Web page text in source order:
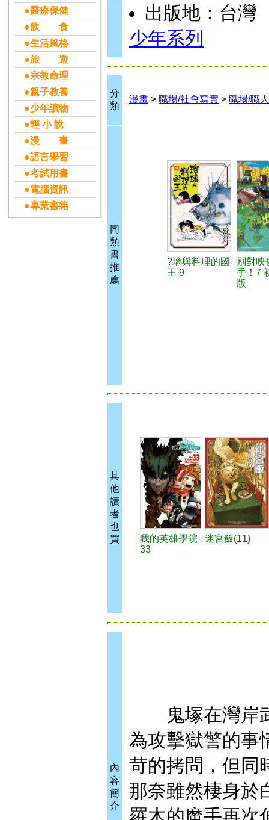
●醫療保健
●飲 食
●生活風格
●旅 遊
●宗教命理
●親子教養
●少年讀物
●輕 小 說
●漫 畫
●語言學習
●考試用書
●電腦資訊
●專業書籍
出版地：台灣
少年系列
分
類
漫畫 > 職場/社會寫實 > 職場/職人
同
類
書
推
薦
?璃與料理的國
王 9
別對映
手！7
版
其
他
讀
者
也
買
我的英雄學院
33
迷宮飯(11)
內
容
簡
介
鬼塚在灣岸武
為攻擊獄警的事
苛的拷問，但同
那奈雖然棲身於